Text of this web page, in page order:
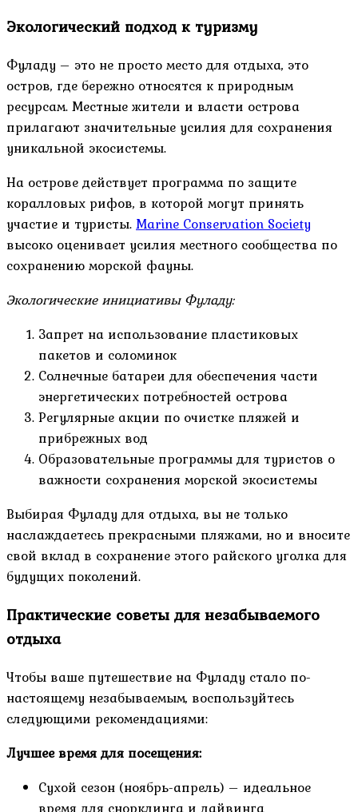
Экологический подход к туризму
Фуладу – это не просто место для отдыха, это
остров, где бережно относятся к природным
ресурсам. Местные жители и власти острова
прилагают значительные усилия для сохранения
уникальной экосистемы.
На острове действует программа по защите
коралловых рифов, в которой могут принять
участие и туристы.Marine Conservation Society
высоко оценивает усилия местного сообщества по
сохранению морской фауны.
Экологические инициативы Фуладу:
Запрет на использование пластиковых
пакетов и соломинок
Солнечные батареи для обеспечения части
энергетических потребностей острова
Регулярные акции по очистке пляжей и
прибрежных вод
Образовательные программы для туристов о
важности сохранения морской экосистемы
Выбирая Фуладу для отдыха, вы не только
наслаждаетесь прекрасными пляжами, но и вносите
свой вклад в сохранение этого райского уголка для
будущих поколений.
Практические советы для незабываемого
отдыха
Чтобы ваше путешествие на Фуладу стало по-
настоящему незабываемым, воспользуйтесь
следующими рекомендациями:
Лучшее время для посещения:
Сухой сезон (ноябрь-апрель) – идеальное
время для снорклинга и дайвинга